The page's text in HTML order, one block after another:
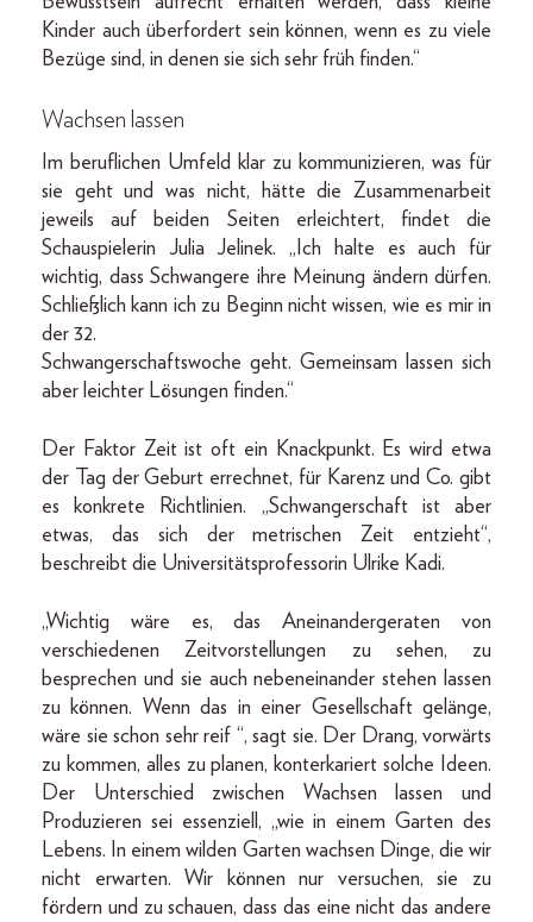
Kinder auch überfordert sein können, wenn es zu viele
Bezüge sind, in denen sie sich sehr früh finden.“
Wachsen lassen
Im beruflichen Umfeld klar zu kommunizieren, was für
sie geht und was nicht, hätte die Zusammenarbeit
jeweils auf beiden Seiten erleichtert, findet die
Schauspielerin Julia Jelinek. „Ich halte es auch für
wichtig, dass Schwangere ihre Meinung ändern dürfen.
Schließlich kann ich zu Beginn nicht wissen, wie es mir in
der 32.
Schwangerschaftswoche geht. Gemeinsam lassen sich
aber leichter Lösungen finden.“
Der Faktor Zeit ist oft ein Knackpunkt. Es wird etwa
der Tag der Geburt errechnet, für Karenz und Co. gibt
es konkrete Richtlinien. „Schwangerschaft ist aber
etwas, das sich der metrischen Zeit entzieht“,
beschreibt die Universitätsprofessorin Ulrike Kadi.
„Wichtig wäre es, das Aneinandergeraten von
verschiedenen Zeitvorstellungen zu sehen, zu
besprechen und sie auch nebeneinander stehen lassen
zu können. Wenn das in einer Gesellschaft gelänge,
wäre sie schon sehr reif “, sagt sie. Der Drang, vorwärts
zu kommen, alles zu planen, konterkariert solche Ideen.
Der Unterschied zwischen Wachsen lassen und
Produzieren sei essenziell, „wie in einem Garten des
Lebens. In einem wilden Garten wachsen Dinge, die wir
nicht erwarten. Wir können nur versuchen, sie zu
fördern und zu schauen, dass das eine nicht das andere